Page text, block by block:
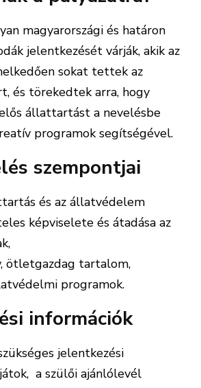
magyarországi és határon
jelentkezését várják, akik az
sokat tettek az
és törekedtek arra, hogy
állattartást a nevelésbe
programok segítségével.
szempontjai
és az állatvédelem
képviselete és átadása az
ötletgazdag tartalom,
programok.
információk
jelentkezési
a szülői ajánlólevél